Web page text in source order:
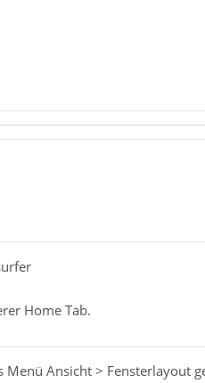
Home Tab.
Menü Ansicht > Fensterlayout